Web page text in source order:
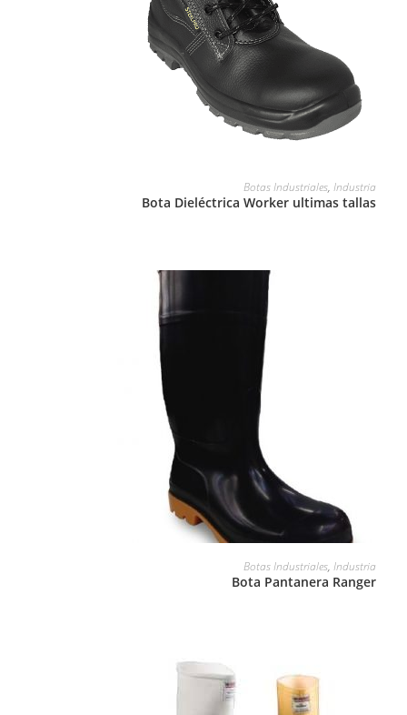
Botas Industriales,Industria
Bota Dieléctrica Worker ultimas tallas
Botas Industriales,Industria
Bota Pantanera Ranger